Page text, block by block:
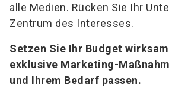
alle Medien. Rücken Sie Ihr
Zentrum des Interesses.
Setzen Sie Ihr Budget
exklusive Marketing-
und Ihrem Bedarf passen.